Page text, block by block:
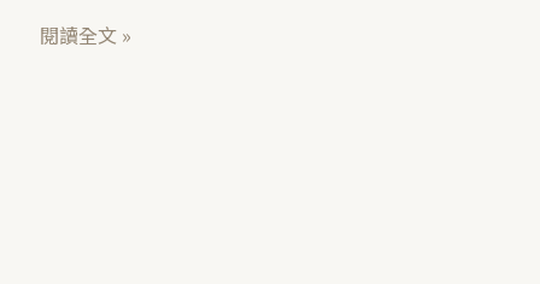
閱讀全文 »